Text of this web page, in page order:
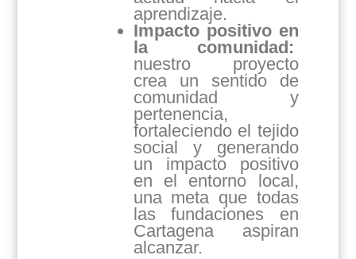
aprendizaje.
Impacto positivo en
la comunidad:
nuestro proyecto
crea un sentido de
comunidad y
pertenencia,
fortaleciendo el tejido
social y generando
un impacto positivo
en el entorno local,
una meta que todas
las fundaciones en
Cartagena aspiran
alcanzar.